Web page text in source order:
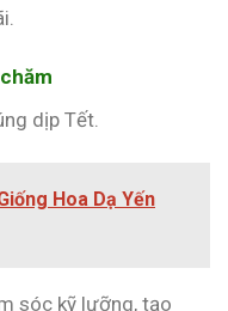
dịp Tết.
Hoa Dạ Yến
sóc kỹ lưỡng, tạo